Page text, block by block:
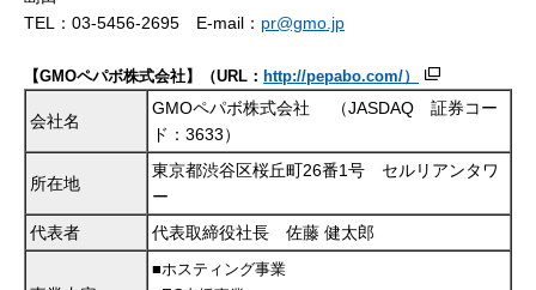
TEL：03-5456-2695 E-mail： pr@gmo.jp
【GMOペパボ株式会社】（URL ： http://pepabo.com/）
会社名
GMOペパボ株式会社 （JASDAQ 証券コー
ド：3633）
所在地
東京都渋谷区桜丘町26番1号 セルリアンタワ
ー
代表者
代表取締役社長 佐藤 健太郎
■ホスティング事業